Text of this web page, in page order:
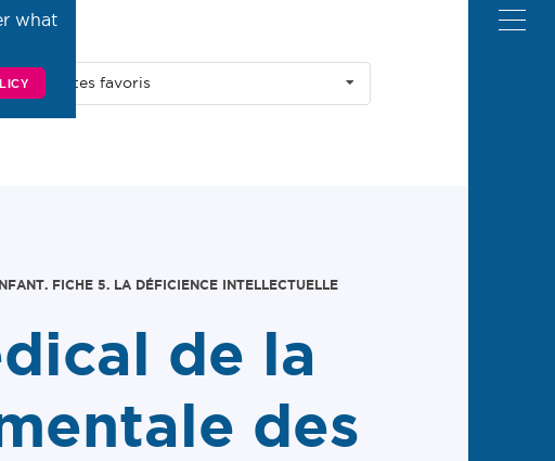
Sites favoris
FICHE 5. LA DÉFICIENCE INTELLECTUELLE
de la
des
what